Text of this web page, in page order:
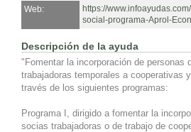
Web:
https://
social-programa-Aprol-
Descripción de la ayuda
"Fomentar la incorporación de personas
trabajadoras temporales a cooperativas
través de los siguientes programas:
Programa I, dirigido a fomentar la
socias trabajadoras o de trabajo de